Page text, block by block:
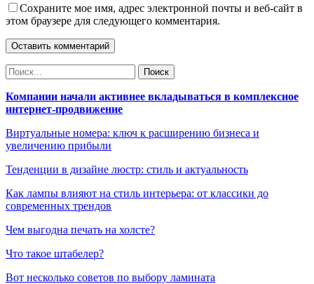
Сохраните мое имя, адрес электронной почты и веб-сайт в
этом браузере для следующего комментария.
Компании начали активнее вкладываться в комплексное
интернет-продвижение
Виртуальные номера: ключ к расширению бизнеса и
увеличению прибыли
Тенденции в дизайне люстр: стиль и актуальность
Как лампы влияют на стиль интерьера: от классики до
современных трендов
Чем выгодна печать на холсте?
Что такое штабелер?
Вот несколько советов по выбору ламината